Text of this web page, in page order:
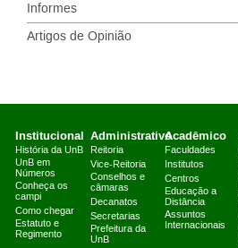
Informes
Artigos de Opinião
Institucional
História da UnB
UnB em
Números
Conheça os
campi
Como chegar
Estatuto e
Regimento
Administrativo
Reitoria
Vice-Reitoria
Conselhos e
câmaras
Decanatos
Secretarias
Prefeitura da
UnB
Acadêmico
Faculdades
Institutos
Centros
Educação a
Distância
Assuntos
Internacionais